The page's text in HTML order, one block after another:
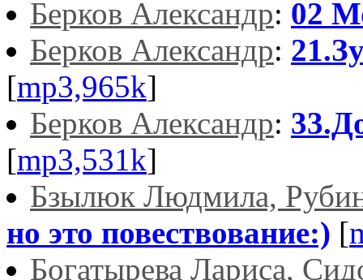
Берков Александр: 02
Берков Александр:
[mp3,965k]
Берков Александр:
[mp3,531k]
Бзылюк Людмила,
но это повествование:) [
Богатырева Лариса,